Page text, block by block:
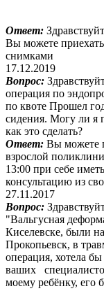
Ответ:
Вы можете
снимками
17.12.2019
Вопрос:
операция по
по квоте Прошел
сидения. Могу ли я
как это сделать?
Ответ: Вы можете
взрослой
13:00 при себе
консультацию из
27.11.2017
Вопрос:
"Вальгусная
Киселевске, были
Прокопьевск, в
операция, хотела
ваших
моему ребёнку, его